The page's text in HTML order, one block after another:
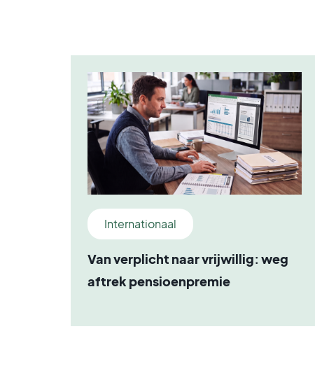
Internationaal
Van verplicht naar vrijwillig: weg
aftrek pensioenpremie